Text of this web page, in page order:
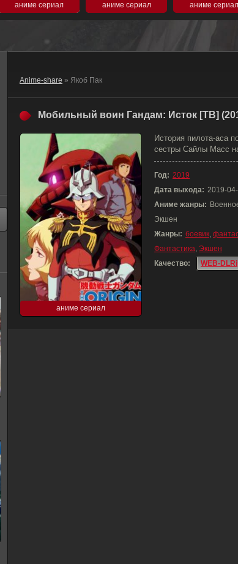
аниме сериал аниме сериал аниме сериал
Anime-share » Якоб Пак
Мобильный воин Гандам: Исток [ТВ]
аниме сериал
История пилота-аса
сестры Сайлы Масс
Год: 2019
Дата выхода: 2019-
Аниме жанры:
Экшен
Жанры: боевик,
Фантастика, Экшен
Качество:
WEB-